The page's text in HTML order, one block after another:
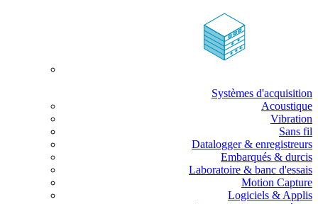
Systèmes d'acquisition
Acoustique
Vibration
Sans fil
Datalogger & enregistreurs
Embarqués & durcis
Laboratoire & banc d'essais
Motion Capture
Logiciels & Applis